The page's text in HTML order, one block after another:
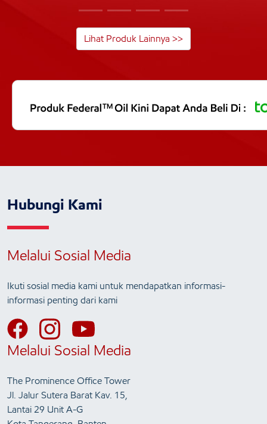
Lihat Produk Lainnya >>
Hubungi Kami
Melalui Sosial Media
Ikuti sosial media kami untuk mendapatkan informasi-
informasi penting dari kami
Melalui Sosial Media
The Prominence Office Tower
Jl. Jalur Sutera Barat Kav. 15,
Lantai 29 Unit A-G